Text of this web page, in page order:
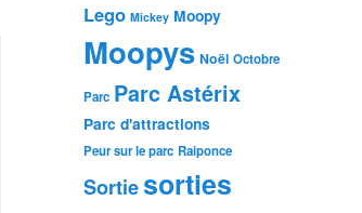
Lego Mickey Moopy
Moopys Noël Octobre
Parc Parc Astérix
Parc d'attractions
Peur sur le parc Raiponce
Sortiesorties